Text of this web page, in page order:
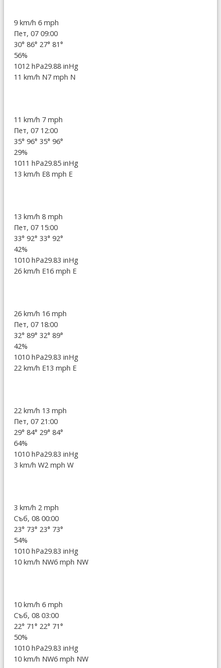
9 km/h 6 mph
Пет, 07 09:00
30° 86° 27° 81°
56%
1012 hPa29.88 inHg
11 km/h N7 mph N
11 km/h 7 mph
Пет, 07 12:00
35° 96° 35° 96°
29%
1011 hPa29.85 inHg
13 km/h E8 mph E
13 km/h 8 mph
Пет, 07 15:00
33° 92° 33° 92°
42%
1010 hPa29.83 inHg
26 km/h E16 mph E
26 km/h 16 mph
Пет, 07 18:00
32° 89° 32° 89°
42%
1010 hPa29.83 inHg
22 km/h E13 mph E
22 km/h 13 mph
Пет, 07 21:00
29° 84° 29° 84°
64%
1010 hPa29.83 inHg
3 km/h W2 mph W
3 km/h 2 mph
Съб, 08 00:00
23° 73° 23° 73°
54%
1010 hPa29.83 inHg
10 km/h NW6 mph NW
10 km/h 6 mph
Съб, 08 03:00
22° 71° 22° 71°
50%
1010 hPa29.83 inHg
10 km/h NW6 mph NW